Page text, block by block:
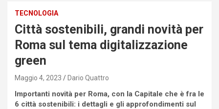
TECNOLOGIA
Città sostenibili, grandi novità per
Roma sul tema digitalizzazione
green
Maggio 4, 2023 Dario Quattro
Importanti novità per Roma, con la Capitale che è fra le
6 città sostenibili: i dettagli e gli approfondimenti sul